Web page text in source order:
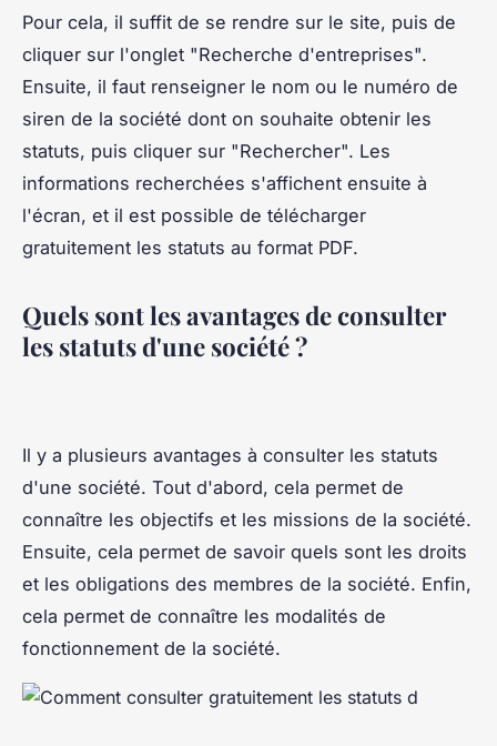
Pour cela, il suffit de se rendre sur le site, puis de
cliquer sur l'onglet "Recherche d'entreprises".
Ensuite, il faut renseigner le nom ou le numéro de
siren de la société dont on souhaite obtenir les
statuts, puis cliquer sur "Rechercher". Les
informations recherchées s'affichent ensuite à
l'écran, et il est possible de télécharger
gratuitement les statuts au format PDF.
Quels sont les avantages de consulter
les statuts d'une société ?
Il y a plusieurs avantages à consulter les statuts
d'une société. Tout d'abord, cela permet de
connaître les objectifs et les missions de la société.
Ensuite, cela permet de savoir quels sont les droits
et les obligations des membres de la société. Enfin,
cela permet de connaître les modalités de
fonctionnement de la société.